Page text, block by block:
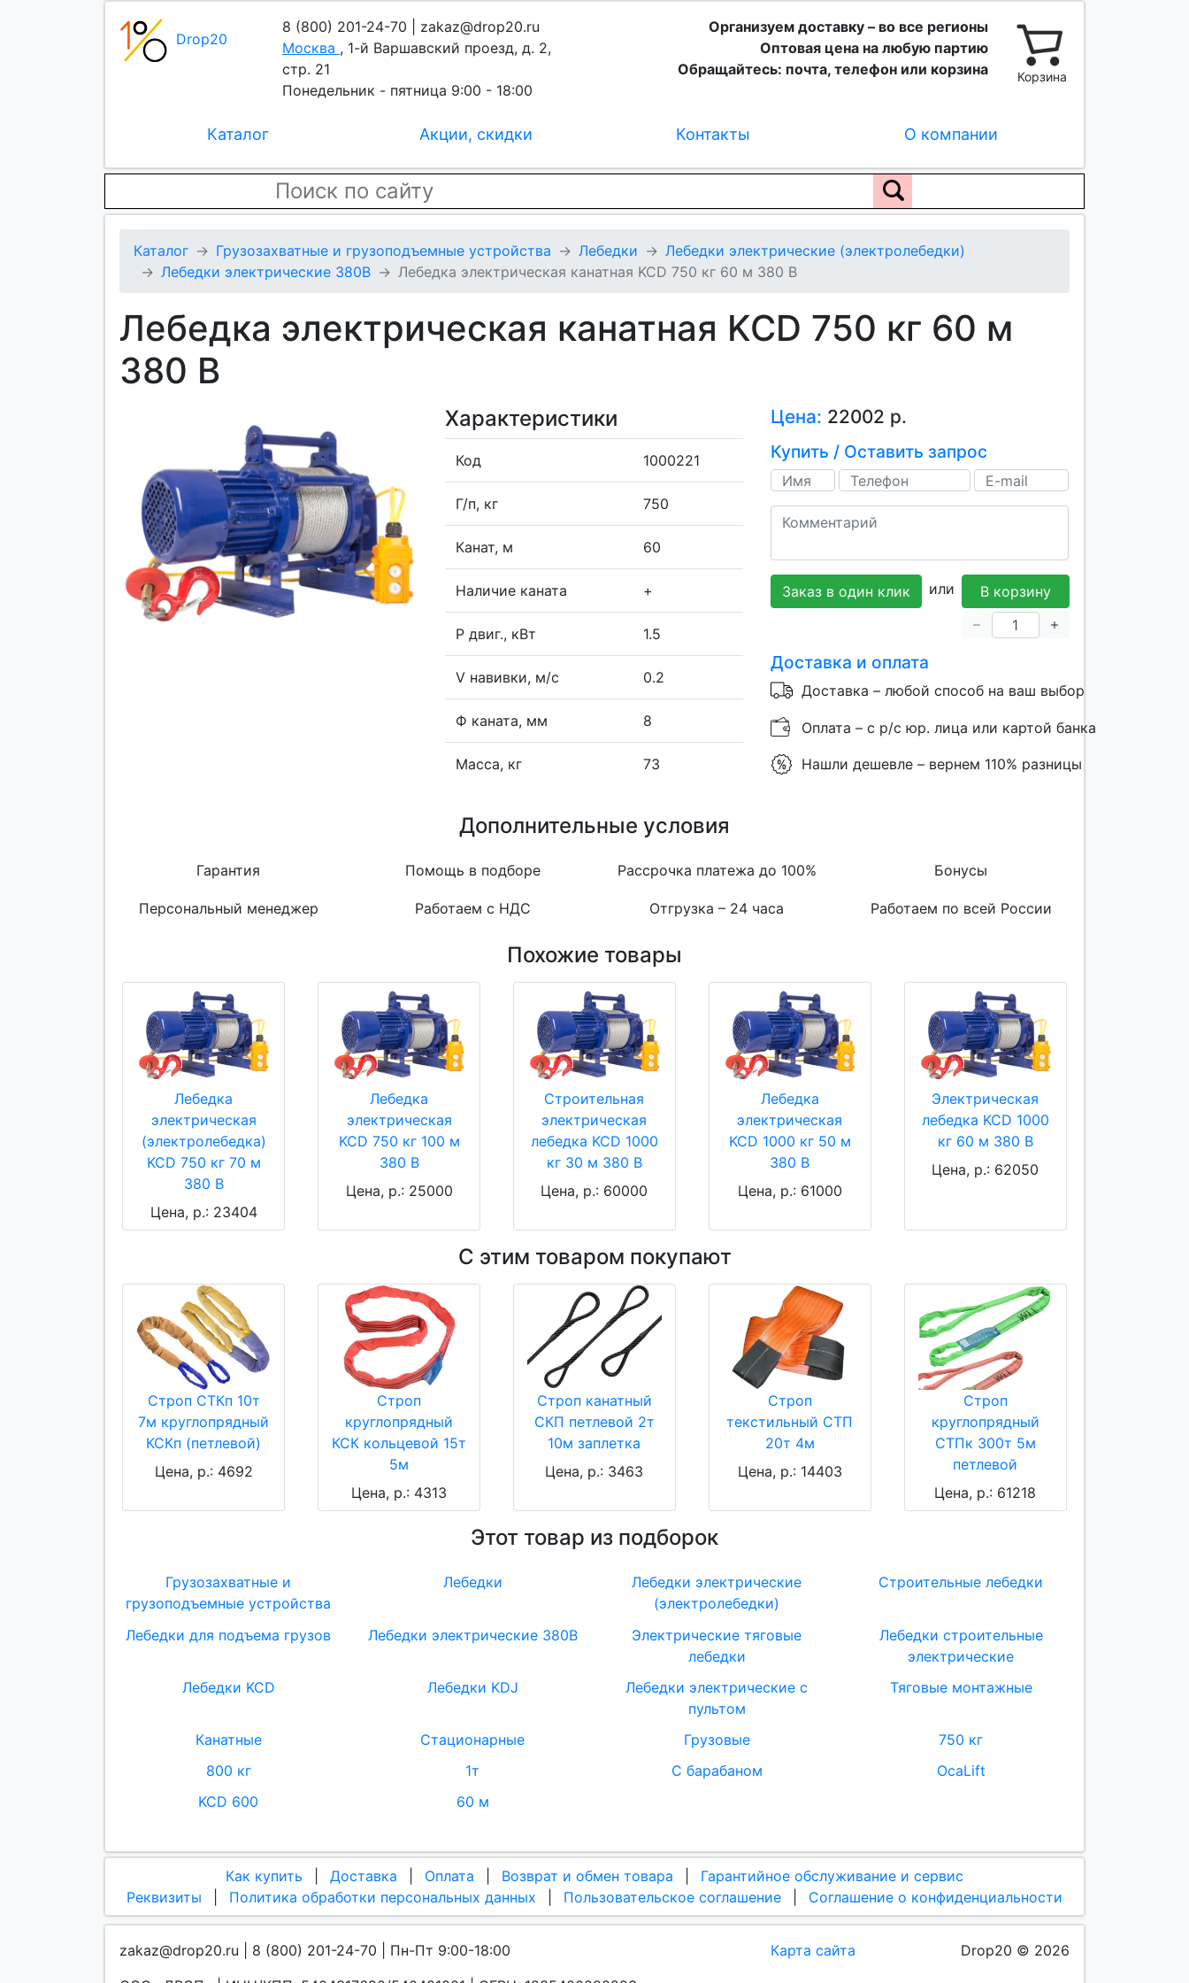
Drop20
8 (800) 201-24-70 | zakaz@drop20.ru
Москва , 1-й Варшавский проезд, д. 2,
стр. 21
Понедельник - пятница 9:00 - 18:00
Организуем доставку – во все регионы
Оптовая цена на любую партию
Обращайтесь: почта, телефон или корзина
Корзина
Каталог Акции, скидки Контакты О компании
Каталог Грузозахватные и грузоподъемные устройства Лебедки
Лебедки электрические (электролебедки)
Лебедки электрические 380В
Лебедка электрическая канатная KCD 750 кг 60 м 380 В
Лебедка электрическая канатная KCD 750 кг 60 м
380 В
Характеристики
Код 1000221
Г/п, кг 750
Канат, м 60
Наличие каната +
P двиг., кВт 1.5
V навивки, м/с 0.2
Ф каната, мм 8
Масса, кг 73
Цена: 22002 р.
Купить / Оставить запрос
Заказ в один клик или В корзину
Доставка и оплата
Доставка – любой способ на ваш выбор
Оплата – с р/с юр. лица или картой банка
Нашли дешевле – вернем 110% разницы
Дополнительные условия
Гарантия Помощь в подборе Рассрочка платежа до 100% Бонусы
Персональный менеджер Работаем с НДС Отгрузка – 24 часа Работаем по всей России
Похожие товары
Лебедка
электрическая
(электролебедка)
KCD 750 кг 70 м
380 В
Цена, р.: 23404
Лебедка
электрическая
KCD 750 кг 100 м
380 В
Цена, р.: 25000
Строительная
электрическая
лебедка KCD 1000
кг 30 м 380 В
Цена, р.: 60000
Лебедка
электрическая
KCD 1000 кг 50 м
380 В
Цена, р.: 61000
Электрическая
лебедка KCD 1000
кг 60 м 380 В
Цена, р.: 62050
С этим товаром покупают
Строп СТКп 10т
7м круглопрядный
КСКп (петлевой)
Цена, р.: 4692
Строп
круглопрядный
КСК кольцевой 15т
5м
Цена, р.: 4313
Строп канатный
СКП петлевой 2т
10м заплетка
Цена, р.: 3463
Строп
текстильный СТП
20т 4м
Цена, р.: 14403
Строп
круглопрядный
СТПк 300т 5м
петлевой
Цена, р.: 61218
Этот товар из подборок
Грузозахватные и
грузоподъемные устройства
Лебедки
Лебедки электрические
(электролебедки)
Строительные лебедки
Лебедки для подъема грузов Лебедки электрические 380В
Электрические тяговые
лебедки
Лебедки строительные
электрические
Лебедки KCD
Лебедки KDJ
Лебедки электрические с
пультом
Тяговые монтажные
Канатные Стационарные Грузовые
750 кг
800 кг
1т С барабаном
OcaLift
KCD 600
60 м
Как купить Доставка Оплата Возврат и обмен товара
Гарантийное обслуживание и сервис
Реквизиты
Политика обработки персональных данных Пользовательское соглашение Соглашение о конфиденциальности
zakaz@drop20.ru | 8 (800) 201-24-70 | Пн-Пт 9:00-18:00
Карта сайта Drop20 © 2026